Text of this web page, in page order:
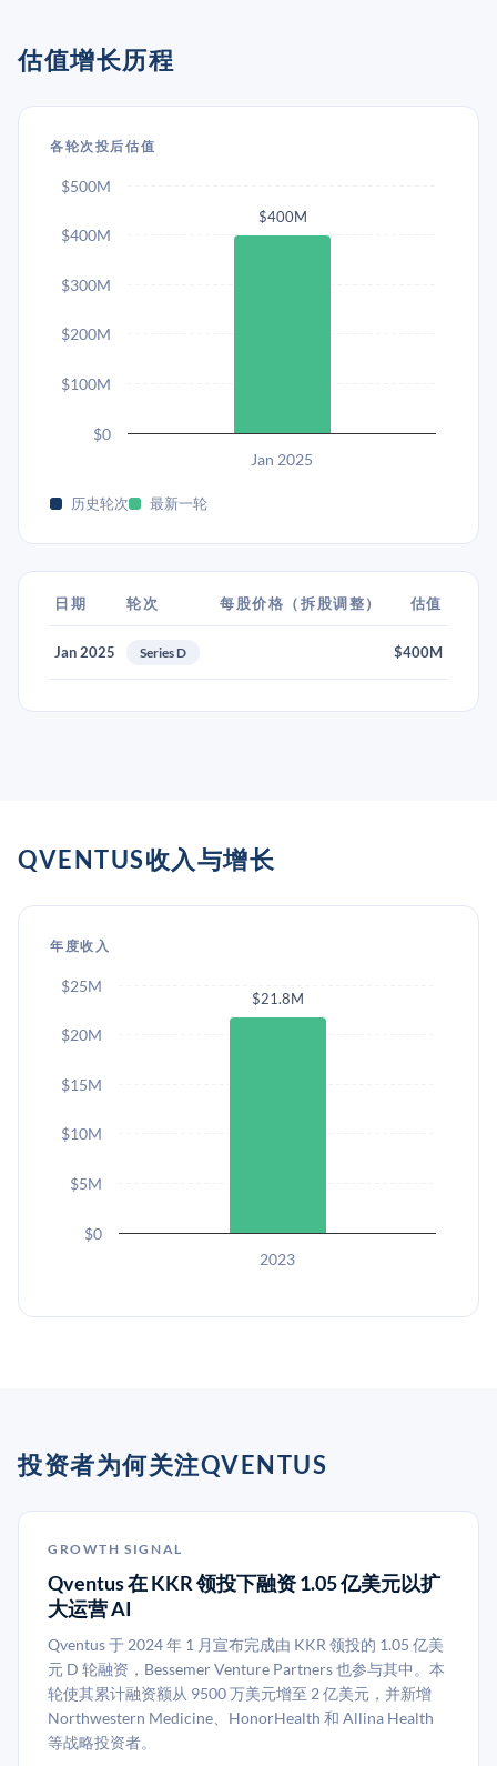
估值增长历程
各轮次投后估值
$400M
Jan 2025
$0
$100M
$200M
$300M
$400M
$500M
历史轮次 最新一轮
日期 轮次 每股价格（拆股调整） 估值
Jan 2025 Series D $400M
QVENTUS收入与增长
年度收入
$21.8M
2023
$0
$5M
$10M
$15M
$20M
$25M
投资者为何关注QVENTUS
GROWTH SIGNAL
Qventus 在 KKR 领投下融资 1.05 亿美元以扩
大运营 AI
Qventus 于 2024 年 1 月宣布完成由 KKR 领投的 1.05 亿美
元 D 轮融资，Bessemer Venture Partners 也参与其中。本
轮使其累计融资额从 9500 万美元增至 2 亿美元，并新增
Northwestern Medicine、HonorHealth 和 Allina Health
等战略投资者。